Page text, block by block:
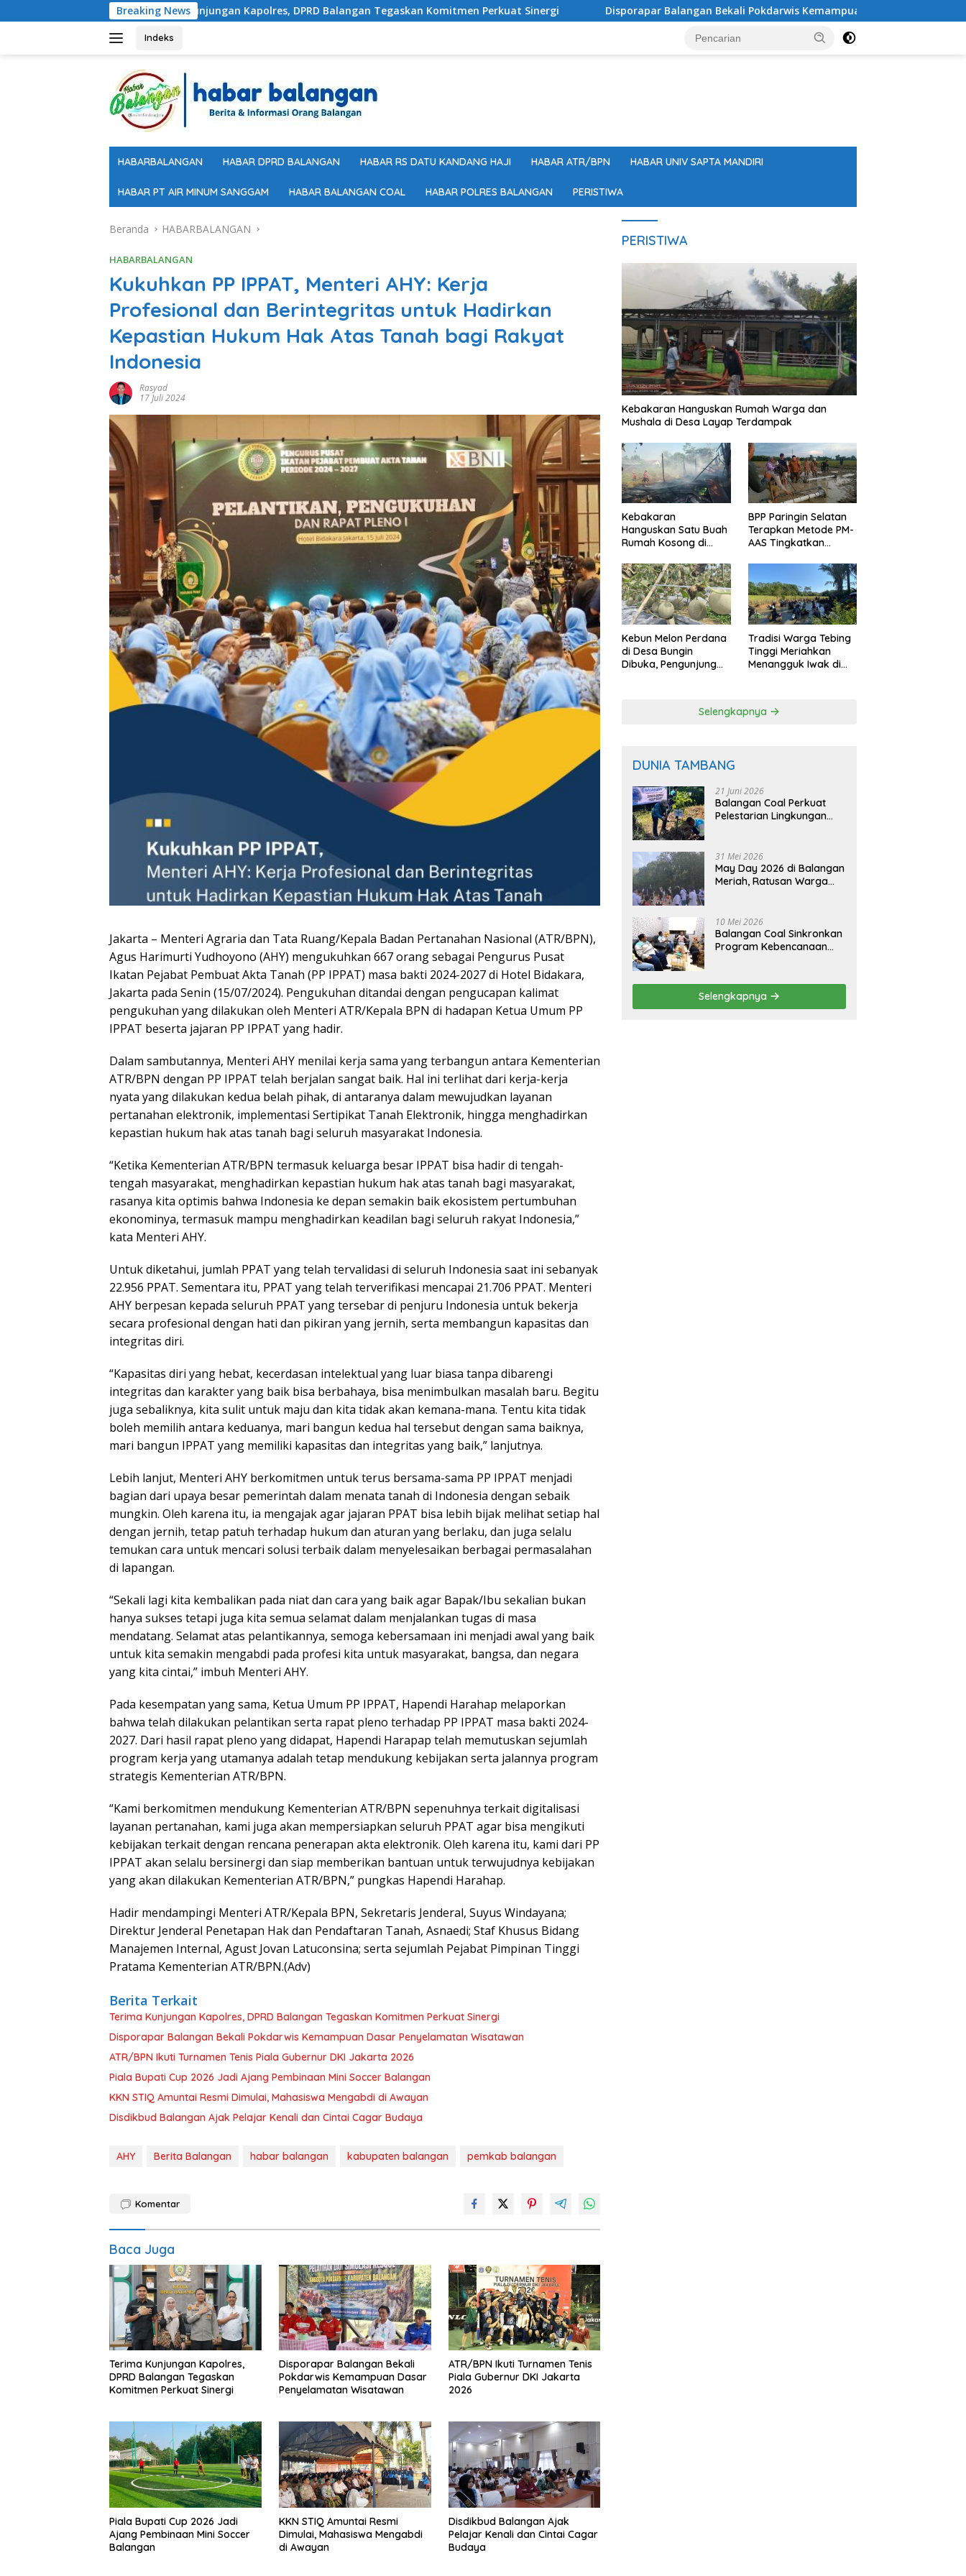
ke
Breaking News
Terima Kunjungan Kapolres, DPRD Balangan Tegaskan Komitmen Perkuat Sinergi Disporapar Balangan Bekali Pokdarwis Kemampuan Dasar Penyelamatan Wisatawan
Indeks
HABARBALANGAN HABAR DPRD BALANGAN HABAR RS DATU KANDANG HAJI HABAR ATR/BPN HABAR UNIV SAPTA MANDIRI
HABAR PT AIR MINUM SANGGAM HABAR BALANGAN COAL HABAR POLRES BALANGAN PERISTIWA
Beranda HABARBALANGAN
HABARBALANGAN
Kukuhkan PP IPPAT, Menteri AHY: Kerja
Profesional dan Berintegritas untuk Hadirkan
Kepastian Hukum Hak Atas Tanah bagi Rakyat
Indonesia
Rasyad
17 Juli 2024
Jakarta – Menteri Agraria dan Tata Ruang/Kepala Badan Pertanahan Nasional (ATR/BPN),
Agus Harimurti Yudhoyono (AHY) mengukuhkan 667 orang sebagai Pengurus Pusat
Ikatan Pejabat Pembuat Akta Tanah (PP IPPAT) masa bakti 2024-2027 di Hotel Bidakara,
Jakarta pada Senin (15/07/2024). Pengukuhan ditandai dengan pengucapan kalimat
pengukuhan yang dilakukan oleh Menteri ATR/Kepala BPN di hadapan Ketua Umum PP
IPPAT beserta jajaran PP IPPAT yang hadir.
Dalam sambutannya, Menteri AHY menilai kerja sama yang terbangun antara Kementerian
ATR/BPN dengan PP IPPAT telah berjalan sangat baik. Hal ini terlihat dari kerja-kerja
nyata yang dilakukan kedua belah pihak, di antaranya dalam mewujudkan layanan
pertanahan elektronik, implementasi Sertipikat Tanah Elektronik, hingga menghadirkan
kepastian hukum hak atas tanah bagi seluruh masyarakat Indonesia.
“Ketika Kementerian ATR/BPN termasuk keluarga besar IPPAT bisa hadir di tengah-
tengah masyarakat, menghadirkan kepastian hukum hak atas tanah bagi masyarakat,
rasanya kita optimis bahwa Indonesia ke depan semakin baik ekosistem pertumbuhan
ekonominya, termasuk mampu menghadirkan keadilan bagi seluruh rakyat Indonesia,”
kata Menteri AHY.
Untuk diketahui, jumlah PPAT yang telah tervalidasi di seluruh Indonesia saat ini sebanyak
22.956 PPAT. Sementara itu, PPAT yang telah terverifikasi mencapai 21.706 PPAT. Menteri
AHY berpesan kepada seluruh PPAT yang tersebar di penjuru Indonesia untuk bekerja
secara profesional dengan hati dan pikiran yang jernih, serta membangun kapasitas dan
integritas diri.
“Kapasitas diri yang hebat, kecerdasan intelektual yang luar biasa tanpa dibarengi
integritas dan karakter yang baik bisa berbahaya, bisa menimbulkan masalah baru. Begitu
juga sebaliknya, kita sulit untuk maju dan kita tidak akan kemana-mana. Tentu kita tidak
boleh memilih antara keduanya, mari bangun kedua hal tersebut dengan sama baiknya,
mari bangun IPPAT yang memiliki kapasitas dan integritas yang baik,” lanjutnya.
Lebih lanjut, Menteri AHY berkomitmen untuk terus bersama-sama PP IPPAT menjadi
bagian dari upaya besar pemerintah dalam menata tanah di Indonesia dengan sebaik
mungkin. Oleh karena itu, ia mengajak agar jajaran PPAT bisa lebih bijak melihat setiap hal
dengan jernih, tetap patuh terhadap hukum dan aturan yang berlaku, dan juga selalu
temukan cara untuk mencari solusi terbaik dalam menyelesaikan berbagai permasalahan
di lapangan.
“Sekali lagi kita kembalikan pada niat dan cara yang baik agar Bapak/Ibu sekalian bukan
hanya sukses tetapi juga kita semua selamat dalam menjalankan tugas di masa
mendatang. Selamat atas pelantikannya, semoga kebersamaan ini menjadi awal yang baik
untuk kita semakin mengabdi pada profesi kita untuk masyarakat, bangsa, dan negara
yang kita cintai,” imbuh Menteri AHY.
Pada kesempatan yang sama, Ketua Umum PP IPPAT, Hapendi Harahap melaporkan
bahwa telah dilakukan pelantikan serta rapat pleno terhadap PP IPPAT masa bakti 2024-
2027. Dari hasil rapat pleno yang didapat, Hapendi Harapap telah memutuskan sejumlah
program kerja yang utamanya adalah tetap mendukung kebijakan serta jalannya program
strategis Kementerian ATR/BPN.
“Kami berkomitmen mendukung Kementerian ATR/BPN sepenuhnya terkait digitalisasi
layanan pertanahan, kami juga akan mempersiapkan seluruh PPAT agar bisa mengikuti
kebijakan terkait dengan rencana penerapan akta elektronik. Oleh karena itu, kami dari PP
IPPAT akan selalu bersinergi dan siap memberikan bantuan untuk terwujudnya kebijakan
yang akan dilakukan Kementerian ATR/BPN,” pungkas Hapendi Harahap.
Hadir mendampingi Menteri ATR/Kepala BPN, Sekretaris Jenderal, Suyus Windayana;
Direktur Jenderal Penetapan Hak dan Pendaftaran Tanah, Asnaedi; Staf Khusus Bidang
Manajemen Internal, Agust Jovan Latuconsina; serta sejumlah Pejabat Pimpinan Tinggi
Pratama Kementerian ATR/BPN.(Adv)
Berita Terkait
Terima Kunjungan Kapolres, DPRD Balangan Tegaskan Komitmen Perkuat Sinergi
Disporapar Balangan Bekali Pokdarwis Kemampuan Dasar Penyelamatan Wisatawan
ATR/BPN Ikuti Turnamen Tenis Piala Gubernur DKI Jakarta 2026
Piala Bupati Cup 2026 Jadi Ajang Pembinaan Mini Soccer Balangan
KKN STIQ Amuntai Resmi Dimulai, Mahasiswa Mengabdi di Awayan
Disdikbud Balangan Ajak Pelajar Kenali dan Cintai Cagar Budaya
AHY Berita Balangan habar balangan kabupaten balangan pemkab balangan
Komentar
Baca Juga
Terima Kunjungan Kapolres,
DPRD Balangan Tegaskan
Komitmen Perkuat Sinergi
Disporapar Balangan Bekali
Pokdarwis Kemampuan Dasar
Penyelamatan Wisatawan
ATR/BPN Ikuti Turnamen Tenis
Piala Gubernur DKI Jakarta
2026
Piala Bupati Cup 2026 Jadi
Ajang Pembinaan Mini Soccer
Balangan
KKN STIQ Amuntai Resmi
Dimulai, Mahasiswa Mengabdi
di Awayan
Disdikbud Balangan Ajak
Pelajar Kenali dan Cintai Cagar
Budaya
PERISTIWA
Kebakaran Hanguskan Rumah Warga dan
Mushala di Desa Layap Terdampak
Kebakaran
Hanguskan Satu Buah
Rumah Kosong di
BPP Paringin Selatan
Terapkan Metode PM-
AAS Tingkatkan
Kebun Melon Perdana
di Desa Bungin
Dibuka, Pengunjung
Tradisi Warga Tebing
Tinggi Meriahkan
Menangguk Iwak di
Selengkapnya
DUNIA TAMBANG
21 Juni 2026
Balangan Coal Perkuat
Pelestarian Lingkungan
31 Mei 2026
May Day 2026 di Balangan
Meriah, Ratusan Warga
10 Mei 2026
Balangan Coal Sinkronkan
Program Kebencanaan
Selengkapnya